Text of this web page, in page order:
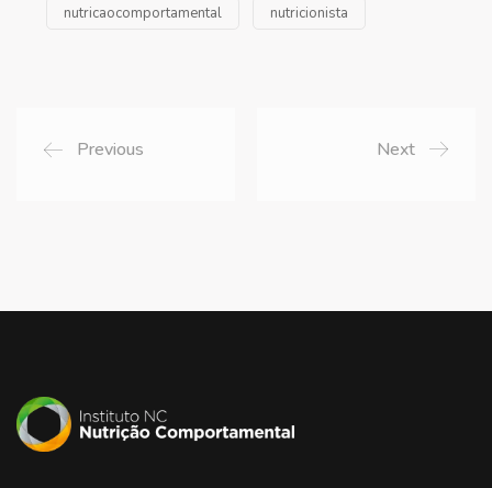
nutricaocomportamental nutricionista
Previous Next